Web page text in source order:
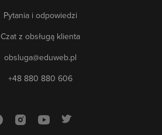
Pytania i odpowiedzi
Czat z obsługą klienta
obsluga@eduweb.pl
+48 880 880 606